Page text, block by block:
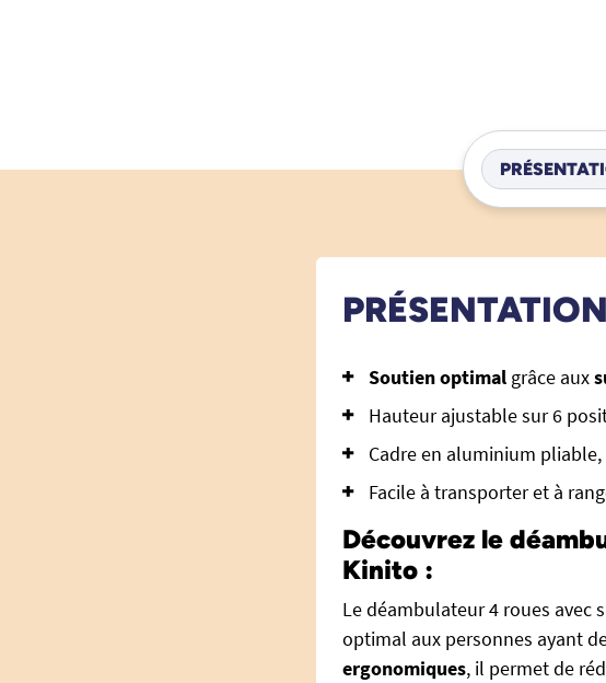
PRÉSENTATION
Soutien optimal grâce aux
Hauteur ajustable sur 6
Cadre en aluminium
Facile à transporter et à
Découvrez le
Kinito :
Le déambulateur 4 roues
optimal aux personnes ayant
ergonomiques, il permet de